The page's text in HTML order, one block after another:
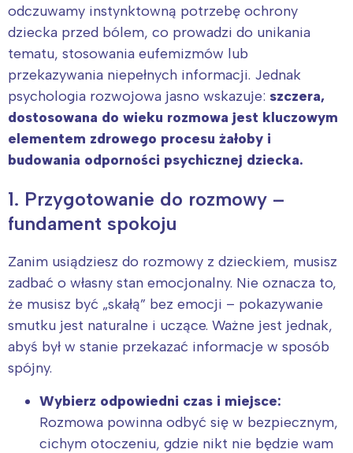
odczuwamy instynktowną potrzebę ochrony
dziecka przed bólem, co prowadzi do unikania
tematu, stosowania eufemizmów lub
przekazywania niepełnych informacji. Jednak
psychologia rozwojowa jasno wskazuje: szczera,
dostosowana do wieku rozmowa jest kluczowym
elementem zdrowego procesu żałoby i
budowania odporności psychicznej dziecka.
1. Przygotowanie do rozmowy –
fundament spokoju
Zanim usiądziesz do rozmowy z dzieckiem, musisz
zadbać o własny stan emocjonalny. Nie oznacza to,
że musisz być „skałą” bez emocji – pokazywanie
smutku jest naturalne i uczące. Ważne jest jednak,
abyś był w stanie przekazać informacje w sposób
spójny.
Wybierz odpowiedni czas i miejsce:
Rozmowa powinna odbyć się w bezpiecznym,
cichym otoczeniu, gdzie nikt nie będzie wam